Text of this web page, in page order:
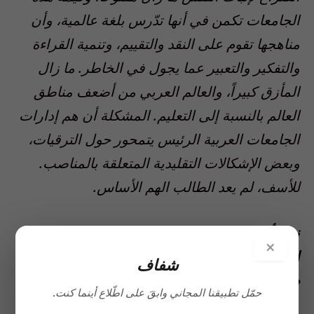
الجامعات تكمن في أنها تدّرس بلغة عالمية، وأن
مناهجها تقوم على النقد والتقييم، وتنمية القراءة
والتفكير والتعبير عما يجول في الخاطر. ما زال
المأزق كبيراً، والعالم العربي من أضعف مناطق
العالم بالنسبة إلى التعليم. المشكلة أن هم إدارات
الجامعات العربية الرئيس يتمحور حول الترقيات،
وبعض الإشكالات التقليدية المتعلقة بالمناصب.
للأسف، لم يعد الطالب الهم الأساس.
نرى أن التيارات الليبرالية في انحسار، سواء في
الكويت أو في المنطقة العربية، هل هذا الأمر نتيجة
طبيعية لنمو التيارات الدينية، أم ثمة أسباب أخرى؟
×
شفاف
حمّل تطبيقنا المجاني وابقَ على اطّلاع أينما كنت.